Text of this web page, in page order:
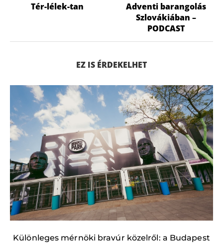
Tér-lélek-tan
Adventi barangolás
Szlovákiában –
PODCAST
EZ IS ÉRDEKELHET
Különleges mérnöki bravúr közelről: a Budapest